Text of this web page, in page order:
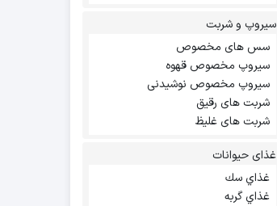
سیروپ و شربت
سس های مخصوص
سیروپ مخصوص قهوه
سیروپ مخصوص نوشیدنی
شربت های رقیق
شربت های غلیظ
غذای حیوانات
غذاي سك
غذاي گربه